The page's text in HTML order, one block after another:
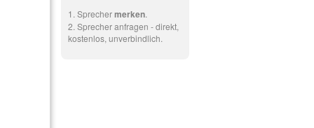
Sprechermerken.
Sprecher anfragen - direkt,
kostenlos, unverbindlich.